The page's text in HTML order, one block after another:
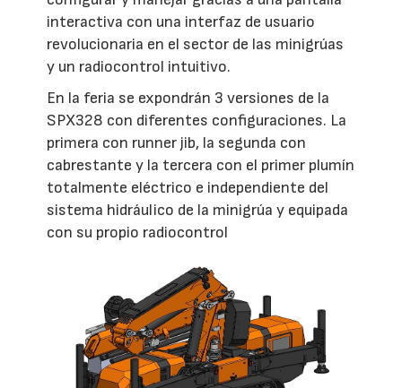
interactiva con una interfaz de usuario
revolucionaria en el sector de las minigrúas
y un radiocontrol intuitivo.
En la feria se expondrán 3 versiones de la
SPX328 con diferentes configuraciones. La
primera con runner jib, la segunda con
cabrestante y la tercera con el primer plumín
totalmente eléctrico e independiente del
sistema hidráulico de la minigrúa y equipada
con su propio radiocontrol